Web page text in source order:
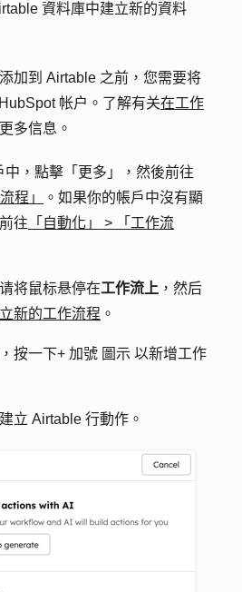
資料庫中建立新的資料
加到 Airtable 之前，您需要将
帐户。了解有关在工作
更多信息。
中，點擊 「更多」
，然後前往
程」
。如果你的帳戶中沒有顯
往 「自動化」 >
「工作流
将鼠标悬停在工作流上 ，然后
新的工作流程 。
按一下+ 加號 圖示 以新增工作
建立 Airtable 行動作 。